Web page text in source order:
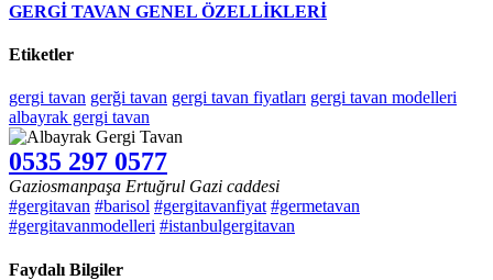
GERGİ TAVAN GENEL ÖZELLİKLERİ
Etiketler
gergi tavan gerği tavan gergi tavan fiyatları gergi tavan modelleri
albayrak gergi tavan
0535 297 0577
Gaziosmanpaşa Ertuğrul Gazi caddesi
#gergitavan #barisol #gergitavanfiyat #germetavan
#gergitavanmodelleri #istanbulgergitavan
Faydalı Bilgiler